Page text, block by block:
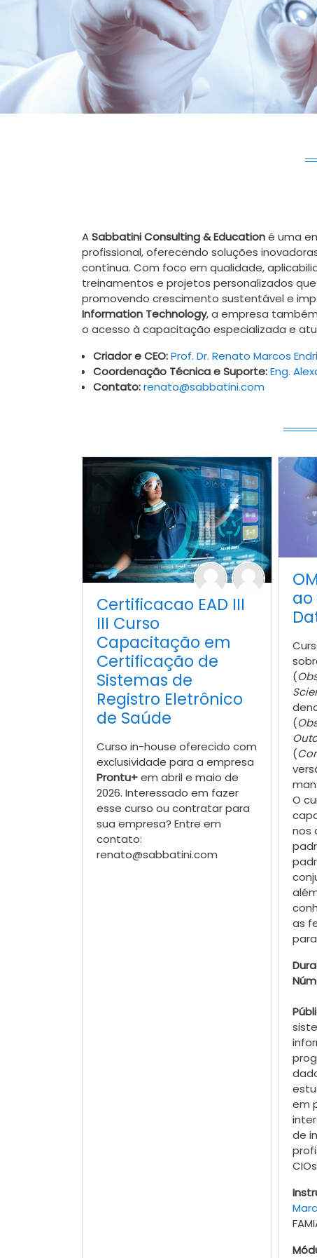
ASabbatini Consulting & Educationé uma
profissional, oferecendo soluções
contínua. Com foco em qualidade,
treinamentos e projetos personalizados
promovendo crescimento sustentável e
Information Technology, a empresa
o acesso à capacitação especializada e
Criador e CEO:Prof. Dr. Renato Marcos
Coordenação Técnica e Suporte:Eng.
Contato:renato@sabbatini.com
Certificacao EAD III
III Curso
Capacitação em
Certificação de
Sistemas de
Registro Eletrônico
de Saúde
Curso in-house oferecido com
exclusividade para a empresa
Prontu+em abril e maio de
2026. Interessado em fazer
esse curso ou contratar para
sua empresa? Entre em
contato:
renato@sabbatini.com
ao
(
(
(
O
nos
as
em
de